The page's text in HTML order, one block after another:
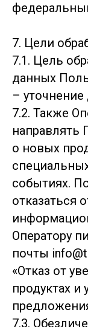
7. Цели
7.1. Цель
данных
– уточнение
7.2. Также
направлять
о новых
событиях.
отказаться
Оператору
почты
«Отказ от
продуктах и
7.3.